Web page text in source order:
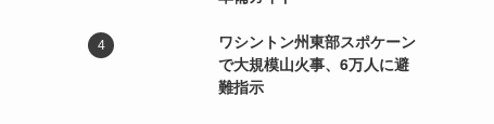
ワシントン州東部スポケーン
で大規模山火事、6万人に避
難指示